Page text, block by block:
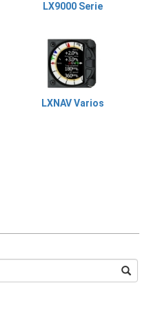
LX9000 Serie
LXNAV Varios